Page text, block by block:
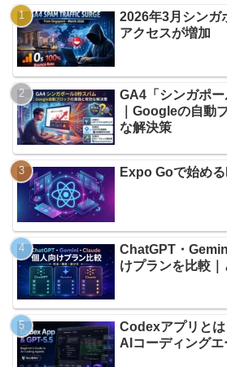
2026年3月シンガ
アクセスが増加
GA4「シンガポ
｜Googleの自動
な解決策
Expo Goで始め
ChatGPT・
けプランを比較
Codexアプリと
AIコーディング